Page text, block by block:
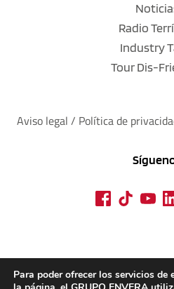
Radio
Industry
Tour Dis-
Aviso legal / Política de
Para poder ofrecer los servicios